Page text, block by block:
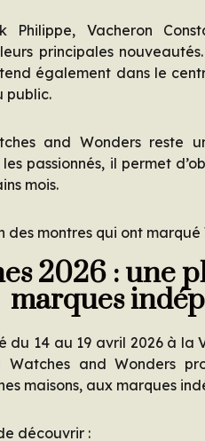
Philippe, Vacheron
principales
également dans le
public.
and Wonders reste
passionnés, il permet
mois.
des montres qui ont
2026 : une
marques
du 14 au 19 avril 2026 à
and Wonders
maisons, aux marques
découvrir :